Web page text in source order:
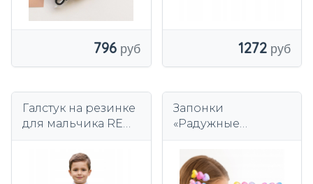
796 1272
Галстук на резинке
для мальчика RED,
школьный галстук
Запонки
«Радужные
девочки, набор из
6 штук. Подарок